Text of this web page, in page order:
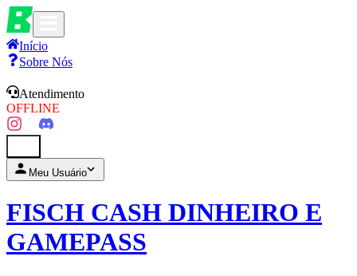
Início
Sobre Nós
Atendimento
OFFLINE
Meu Usuário
FISCH CASH DINHEIRO E
GAMEPASS